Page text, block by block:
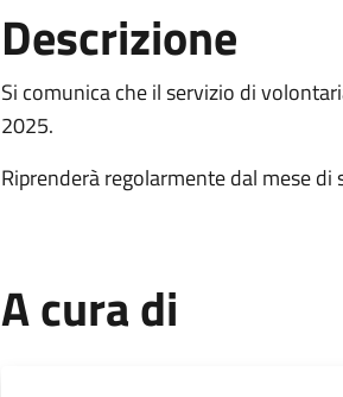
Descrizione
Si comunica che il servizio di
2025.
Riprenderà regolarmente dal mese di
A cura di